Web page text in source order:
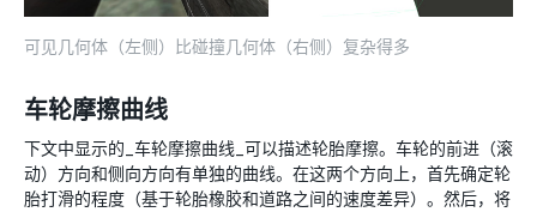
可见几何体（左侧）比碰撞几何体（右侧）复杂得多
车轮摩擦曲线
下文中显示的_车轮摩擦曲线_可以描述轮胎摩擦。车轮的前进（滚
动）方向和侧向方向有单独的曲线。在这两个方向上，首先确定轮
胎打滑的程度（基于轮胎橡胶和道路之间的速度差异）。然后，将